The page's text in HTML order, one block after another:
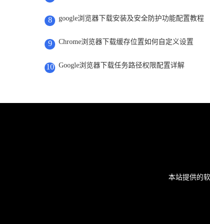
8 google浏览器下载安装及安全防护功能配置教程
9 Chrome浏览器下载缓存位置如何自定义设置
10 Google浏览器下载任务路径权限配置详解
本站提供的